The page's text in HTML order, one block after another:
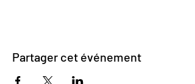
Partager cet événement